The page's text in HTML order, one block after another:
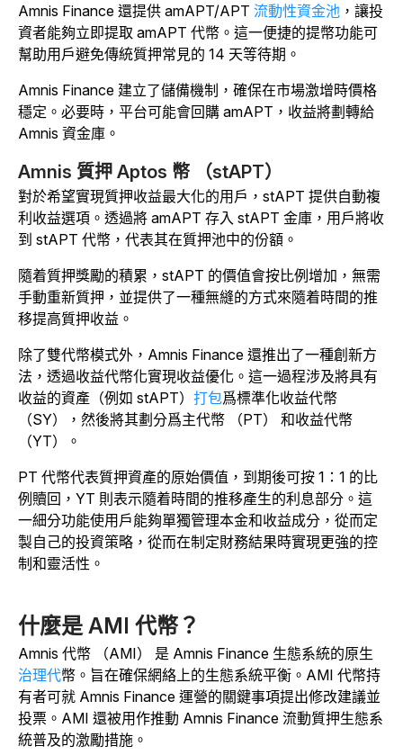
Amnis Finance 還提供 amAPT/APT 流動性資金池 ，讓投
資者能夠立即提取 amAPT 代幣。這一便捷的提幣功能可
幫助用戶避免傳統質押常見的 14 天等待期。
Amnis Finance 建立了儲備機制，確保在市場激增時價格
穩定。必要時，平台可能會回購 amAPT，收益將劃轉給
Amnis 資金庫。
Amnis 質押 Aptos 幣 （stAPT）
對於希望實現質押收益最大化的用戶，stAPT 提供自動複
利收益選項。透過將 amAPT 存入 stAPT 金庫，用戶將收
到 stAPT 代幣，代表其在質押池中的份額。
隨着質押獎勵的積累，stAPT 的價值會按比例增加，無需
手動重新質押，並提供了一種無縫的方式來隨着時間的推
移提高質押收益。
除了雙代幣模式外，Amnis Finance 還推出了一種創新方
法，透過收益代幣化實現收益優化。這一過程涉及將具有
收益的資產（例如 stAPT） 打包爲標準化收益代幣
（SY），然後將其劃分爲主代幣 （PT） 和收益代幣
（YT）。
PT 代幣代表質押資產的原始價值，到期後可按 1：1 的比
例贖回，YT 則表示隨着時間的推移產生的利息部分。這
一細分功能使用戶能夠單獨管理本金和收益成分，從而定
製自己的投資策略，從而在制定財務結果時實現更強的控
制和靈活性。
什麼是 AMI 代幣？
Amnis 代幣 （AMI） 是 Amnis Finance 生態系統的原生
治理代幣。旨在確保網絡上的生態系統平衡。AMI 代幣持
有者可就 Amnis Finance 運營的關鍵事項提出修改建議並
投票。AMI 還被用作推動 Amnis Finance 流動質押生態系
統普及的激勵措施。